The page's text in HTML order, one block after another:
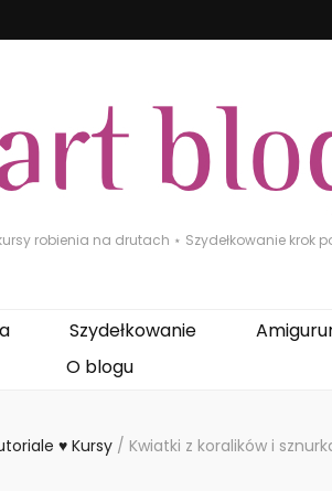
robienia na drutach ⋆ Szydełkowanie krok
Szydełkowanie
O blogu
♥ Kursy / Kwiatki z koralików i